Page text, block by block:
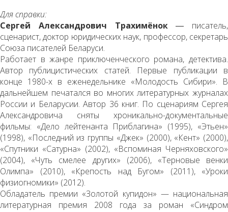
Для справки:
Сергей Александрович Трахимёнок― писатель,
сценарист, доктор юридических наук, профессор, секретарь
Союза писателей Беларуси.
Работает в жанре приключенческого романа, детектива.
Автор публицистических статей. Первые публикации в
конце 1980-х в еженедельнике «Молодость Сибири». В
дальнейшем печатался во многих литературных журналах
России и Беларусии. Автор 36 книг. По сценариям Сергея
Александровича сняты хроникально-документальные
фильмы: «Дело лейтенанта Приблагина» (1995), «Этьен»
(1998), «Последний из группы «Джек» (2000), «Кент» (2000),
«Спутники «Сатурна» (2002), «Вспоминая Черняховского»
(2004), «Чуть смелее других» (2006), «Терновые венки
Олимпа» (2010), «Крепость над Бугом» (2011), «Уроки
физиогномики» (2012).
Обладатель премии «Золотой купидон» — национальная
литературная премия 2008 года за роман «Синдром